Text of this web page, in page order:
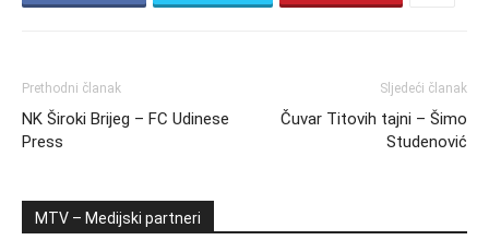
Prethodni članak
NK Široki Brijeg – FC Udinese
Press
Sljedeći članak
Čuvar Titovih tajni – Šimo
Studenović
MTV – Medijski partneri